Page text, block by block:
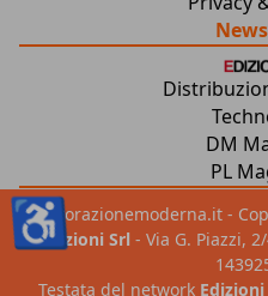
DM
PL
ristorazionemoderna.it -
Edizioni Srl - Via G. Piazzi,
Testata del network